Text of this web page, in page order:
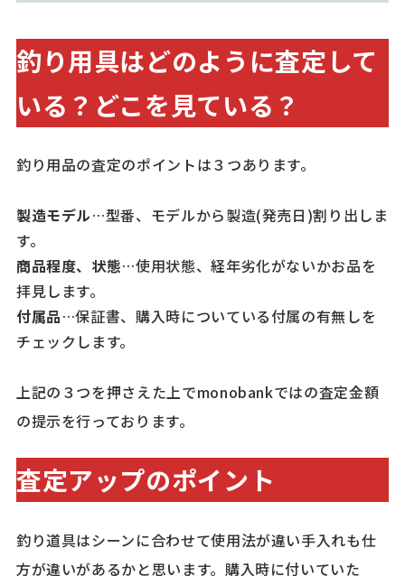
釣り用具はどのように査定して
いる？どこを見ている？
釣り用品の査定のポイントは３つあります。
製造モデル…型番、モデルから製造(発売日)割り出しま
す。
商品程度、状態…使用状態、経年劣化がないかお品を
拝見します。
付属品…保証書、購入時についている付属の有無しを
チェックします。
上記の３つを押さえた上でmonobankではの査定金額
の提示を行っております。
査定アップのポイント
釣り道具はシーンに合わせて使用法が違い手入れも仕
方が違いがあるかと思います。購入時に付いていた